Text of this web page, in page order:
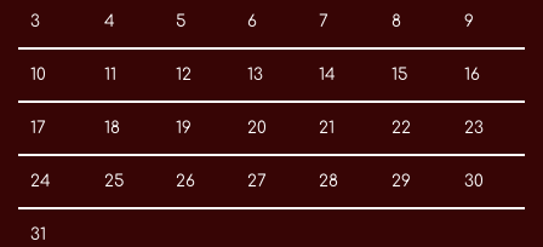
3 4 5 6 7 8 9
10 11 12 13 14 15 16
17 18 19 20 21 22 23
24 25 26 27 28 29 30
31